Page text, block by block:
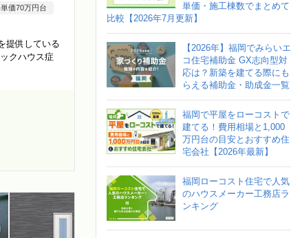
価70万円台
提供している
クハウス症
単価・施工棟数でまとめて
比較【2026年7月更新】
【2026年】福岡でみらいエ
コ住宅補助金 GX志向型対
応は？新築を建てる際にも
らえる補助金・助成金一覧
福岡で平屋をローコストで
建てる！費用相場と1,000
万円台の目安とおすすめ住
宅会社【2026年最新】
福岡ローコスト住宅で人気
のハウスメーカー工務店ラ
ンキング